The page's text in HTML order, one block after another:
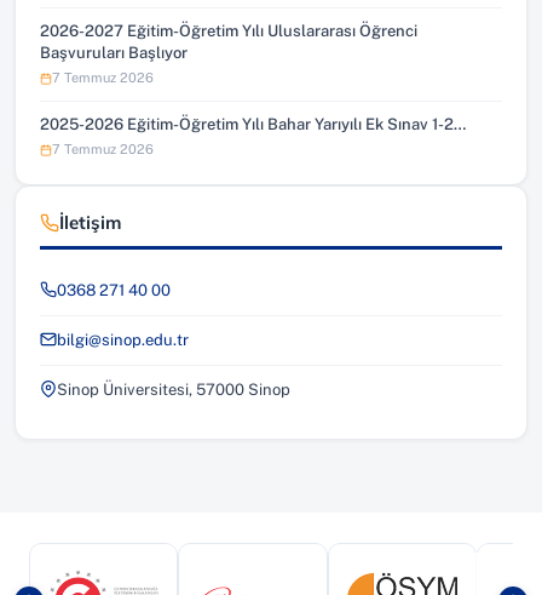
2026-2027 Eğitim-Öğretim Yılı Uluslararası Öğrenci
Başvuruları Başlıyor
7 Temmuz 2026
2025-2026 Eğitim-Öğretim Yılı Bahar Yarıyılı Ek Sınav 1-2…
7 Temmuz 2026
İletişim
0368 271 40 00
bilgi@sinop.edu.tr
Sinop Üniversitesi, 57000 Sinop